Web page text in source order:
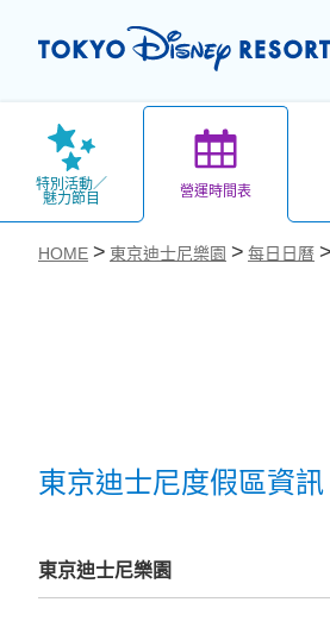
特別活動／
魅力節目
營運時間表
HOME 東京迪士尼樂園 每日日曆
東京迪士尼度假區資訊
東京迪士尼樂園